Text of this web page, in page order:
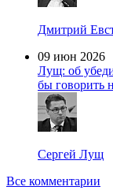
Дмитрий
09 июн 2026
Лущ: об
бы говорить
Сергей Лущ
Все комментарии